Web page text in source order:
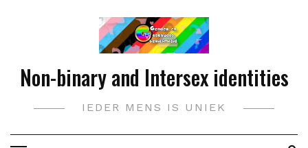
Non-binary and Intersex identities
IEDER MENS IS UNIEK